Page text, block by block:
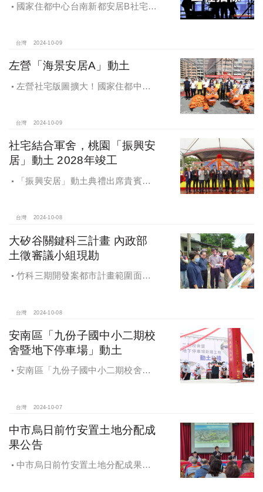
國家住都中心台南新都安居B社宅
台灣 2024-10-09
左營「海景安居A」動土
左營社宅版圖擴大！國家住都中心
台灣 2024-10-09
社宅結合軍舍，桃園「振興安
居」動土 2028年竣工
「振興安居」動土典禮出席貴賓有
財政部國有財產署曾國基署長、桃園
賓，祈求工程順利進行。
台灣 2024-10-08
大矽谷關鍵科三計畫 內政部
土徵審議小組現勘
竹科三期開發案都市計畫範圍面積
分地區
台灣 2024-10-08
安南區「九份子國中小二期校
舍暨地下停車場」動土
安南區「九份子國中小二期校舍暨
台灣 2024-10-07
中市烏日前竹安置土地分配成
果公告
中市烏日前竹安置土地分配成果公